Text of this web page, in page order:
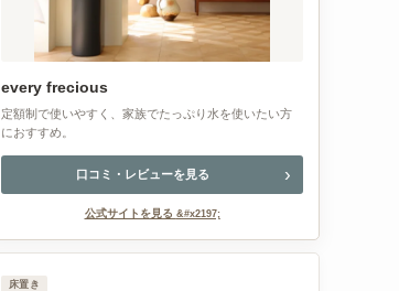
every frecious
定額制で使いやすく、家族でたっぷり水を使いたい方
におすすめ。
口コミ・レビューを見る
公式サイトを見る
床置き